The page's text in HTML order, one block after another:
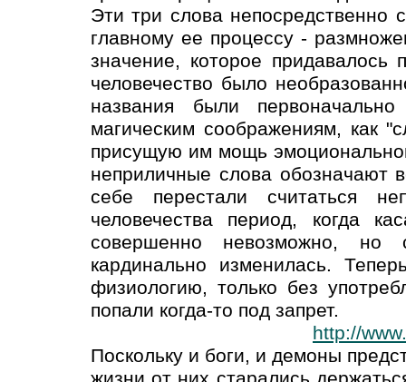
Эти три слова непосредственно
главному ее процессу -
значение, которое придавалось
человечество было
названия были
магическим соображениям, как
присущую им мощь
неприличные слова обозначают
себе перестали считаться
человечества период, когда
совершенно невозможно, но
кардинально изменилась.
физиологию, только без
попали когда-то под запрет.
http://
Поскольку и боги, и демоны